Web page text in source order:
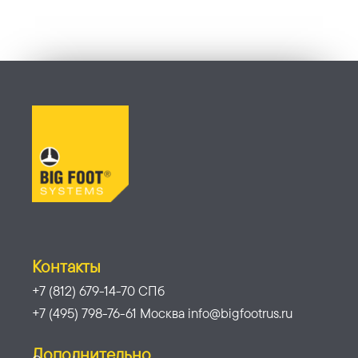
Контакты
+7 (812) 679-14-70 СПб
+7 (495) 798-76-61 Москва info@bigfootrus.ru